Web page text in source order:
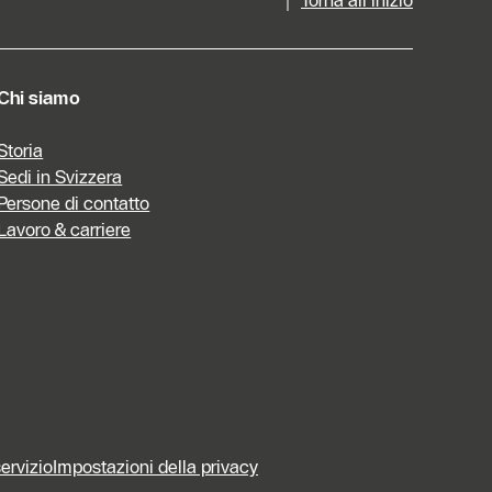
siamo
in Svizzera
di contatto
& carriere
Impostazioni della privacy